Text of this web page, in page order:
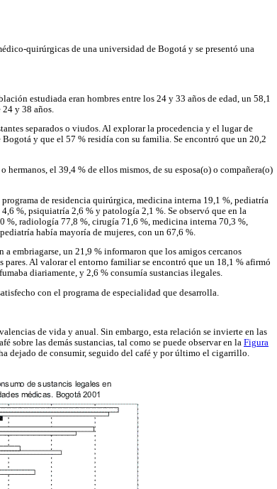
quirúrgicas de una universidad de Bogotá y se presentó una
estudiada eran hombres entre los 24 y 33 años de edad, un 58,1
24 y 38 años.
separados o viudos. Al explorar la procedencia y el lugar de
y que el 57 % residía con su familia. Se encontró que un 20,2
el 39,4 % de ellos mismos, de su esposa(o) o compañera(o)
de residencia quirúrgica, medicina interna 19,1 %, pediatría
%, psiquiatría 2,6 % y patología 2,1 %. Se observó que en la
%, radiología 77,8 %, cirugía 71,6 %, medicina interna 70,3 %,
había mayoría de mujeres, con un 67,6 %.
embriagarse, un 21,9 % informaron que los amigos cercanos
Al valorar el entorno familiar se encontró que un 18,1 % afirmó
diariamente, y 2,6 % consumía sustancias ilegales.
con el programa de especialidad que desarrolla.
de vida y anual. Sin embargo, esta relación se invierte en las
sobre las demás sustancias, tal como se puede observar en la Figura
dejado de consumir, seguido del café y por último el cigarrillo.